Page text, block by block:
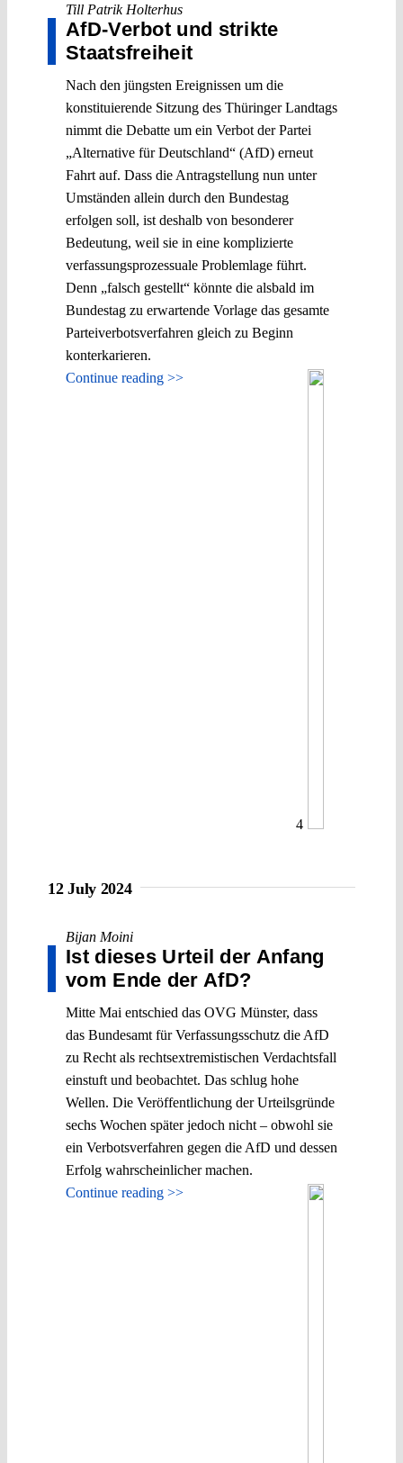
Till Patrik Holterhus
AfD-Verbot und strikte
Staatsfreiheit
Nach den jüngsten Ereignissen um die
konstituierende Sitzung des Thüringer Landtags
nimmt die Debatte um ein Verbot der Partei
„Alternative für Deutschland“ (AfD) erneut
Fahrt auf. Dass die Antragstellung nun unter
Umständen allein durch den Bundestag
erfolgen soll, ist deshalb von besonderer
Bedeutung, weil sie in eine komplizierte
verfassungsprozessuale Problemlage führt.
Denn „falsch gestellt“ könnte die alsbald im
Bundestag zu erwartende Vorlage das gesamte
Parteiverbotsverfahren gleich zu Beginn
konterkarieren.
Continue reading >>
4
12 July 2024
Bijan Moini
Ist dieses Urteil der Anfang
vom Ende der AfD?
Mitte Mai entschied das OVG Münster, dass
das Bundesamt für Verfassungsschutz die AfD
zu Recht als rechtsextremistischen Verdachtsfall
einstuft und beobachtet. Das schlug hohe
Wellen. Die Veröffentlichung der Urteilsgründe
sechs Wochen später jedoch nicht – obwohl sie
ein Verbotsverfahren gegen die AfD und dessen
Erfolg wahrscheinlicher machen.
Continue reading >>